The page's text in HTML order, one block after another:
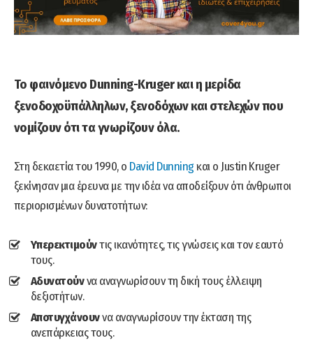
Το φαινόμενο Dunning-Kruger και η μερίδα
ξενοδοχοϋπάλληλων, ξενοδόχων και στελεχών που
νομίζουν ότι τα γνωρίζουν όλα.
Στη δεκαετία του 1990, ο David Dunningκαι ο Justin Kruger
ξεκίνησαν μια έρευνα με την ιδέα να αποδείξουν ότι άνθρωποι
περιορισμένων δυνατοτήτων:
Υπερεκτιμούντις ικανότητες, τις γνώσεις και τον εαυτό
τους.
Αδυνατούννα αναγνωρίσουν τη δική τους έλλειψη
δεξιοτήτων.
Αποτυγχάνουννα αναγνωρίσουν την έκταση της
ανεπάρκειας τους.